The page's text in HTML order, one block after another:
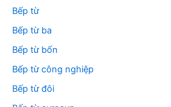
Bếp từ
Bếp từ ba
Bếp từ bốn
Bếp từ công nghiệp
Bếp từ đôi